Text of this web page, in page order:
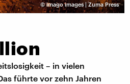
©imago images | Zuma Press
– in vielen
führte vor zehn Jahren